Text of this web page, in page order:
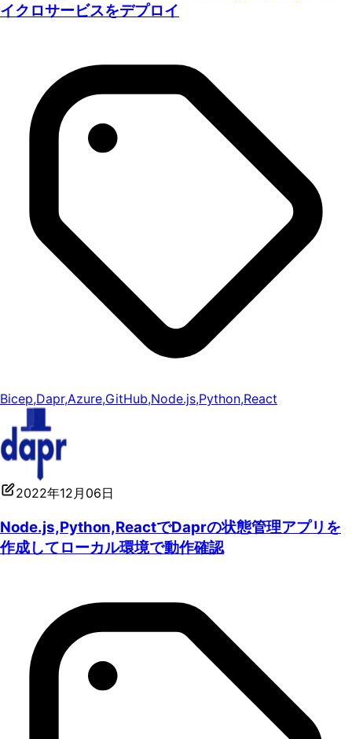
イクロサービスをデプロイ
Bicep,Dapr,Azure,GitHub,Node.js,Python,React
2022年12月06日
Node.js,Python,ReactでDaprの状態管理アプリを
作成してローカル環境で動作確認